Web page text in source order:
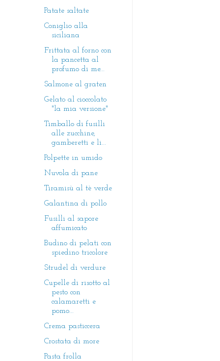
Patate saltate
Coniglio alla
siciliana
Frittata al forno con
la pancetta al
profumo di me...
Salmone al graten
Gelato al cioccolato
"la mia versione"
Timballo di fusilli
alle zucchine,
gamberetti e li...
Polpette in umido
Nuvola di pane
Tiramisù al tè verde
Galantina di pollo
Fusilli al sapore
affumicato
Budino di pelati con
spiedino tricolore
Strudel di verdure
Cupelle di risotto al
pesto con
calamaretti e
pomo...
Crema pasticcera
Crostata di more
Pasta frolla